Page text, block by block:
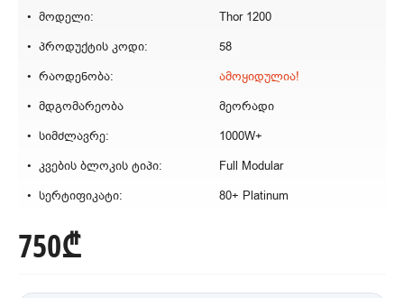
მოდელი:
Thor 1200
პროდუქტის კოდი:
58
რაოდენობა:
ამოყიდულია!
მდგომარეობა
მეორადი
სიმძლავრე:
1000W+
კვების ბლოკის ტიპი:
Full Modular
სერტიფიკატი:
80+ Platinum
750₾